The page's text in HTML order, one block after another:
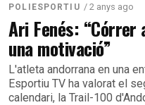
POLIESPORTIU / 2 anys ago
Ari Fenés: “Córrer
una motivació”
L'atleta andorrana en una
Esportiu TV ha valorat el
calendari, la Trail-100